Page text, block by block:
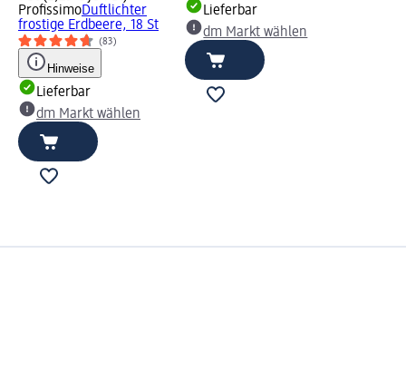
ProfissimoDuftlichter
frostige Erdbeere, 18 St
(83)
Hinweise
Lieferbar
dm Markt wählen
Lieferbar
dm Markt wählen